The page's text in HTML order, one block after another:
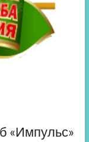
«Импульс»